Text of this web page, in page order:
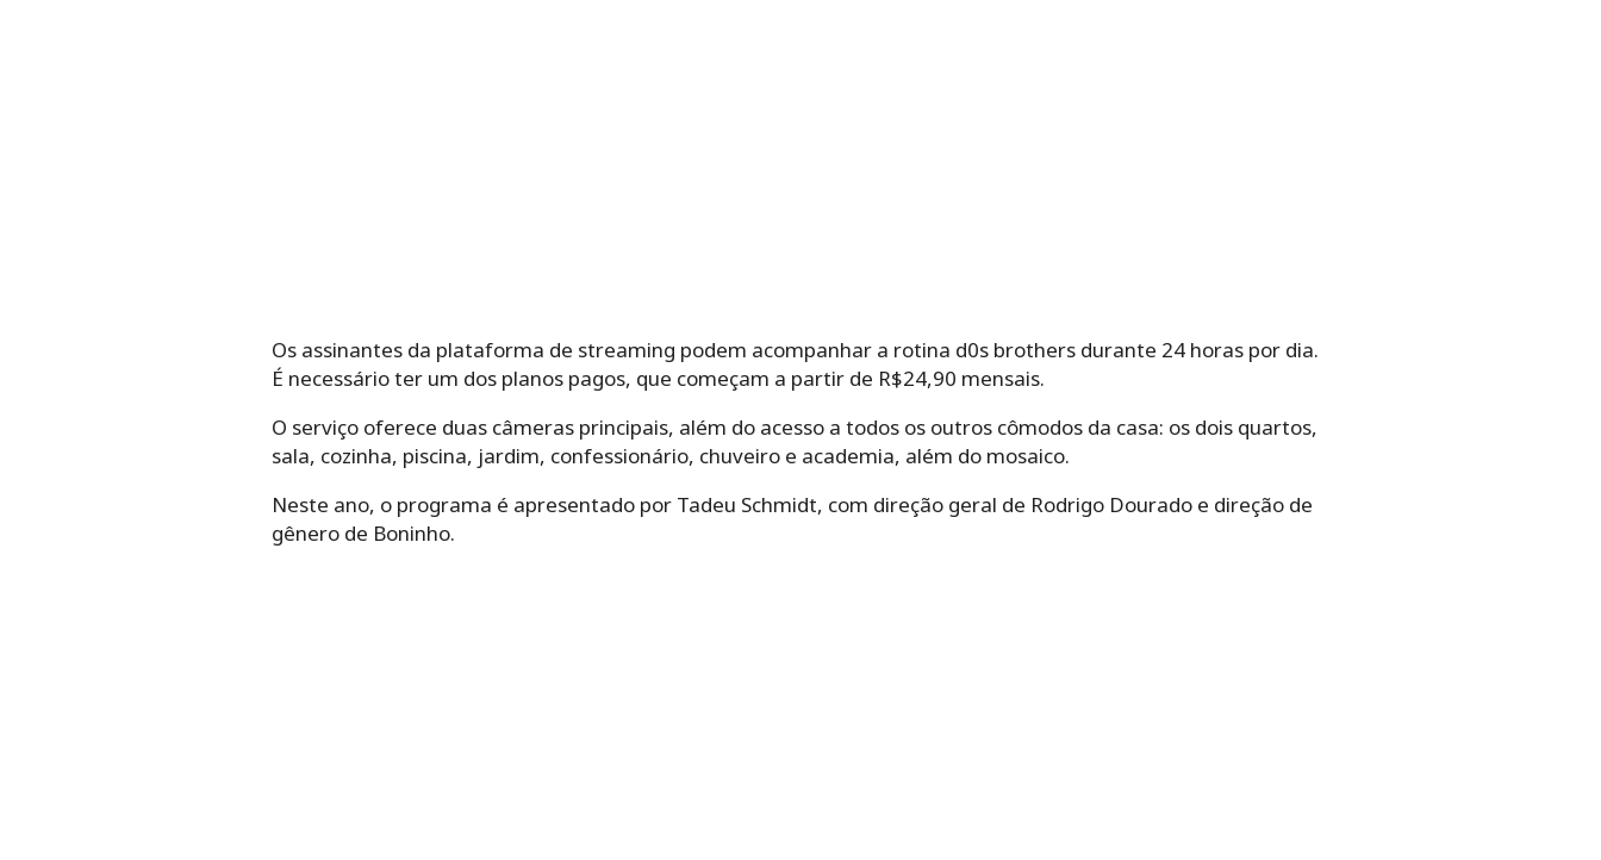
Os assinantes da plataforma de streaming podem acompanhar a rotina d0s brothers durante 24 horas por dia.
É necessário ter um dos planos pagos, que começam a partir de R$24,90 mensais.
O serviço oferece duas câmeras principais, além do acesso a todos os outros cômodos da casa: os dois quartos,
sala, cozinha, piscina, jardim, confessionário, chuveiro e academia, além do mosaico.
Neste ano, o programa é apresentado por Tadeu Schmidt, com direção geral de Rodrigo Dourado e direção de
gênero de Boninho.